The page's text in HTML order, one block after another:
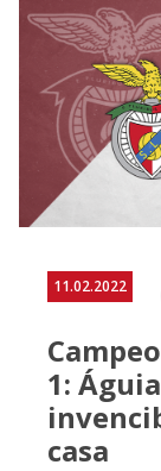
11.02.2022
1:
casa